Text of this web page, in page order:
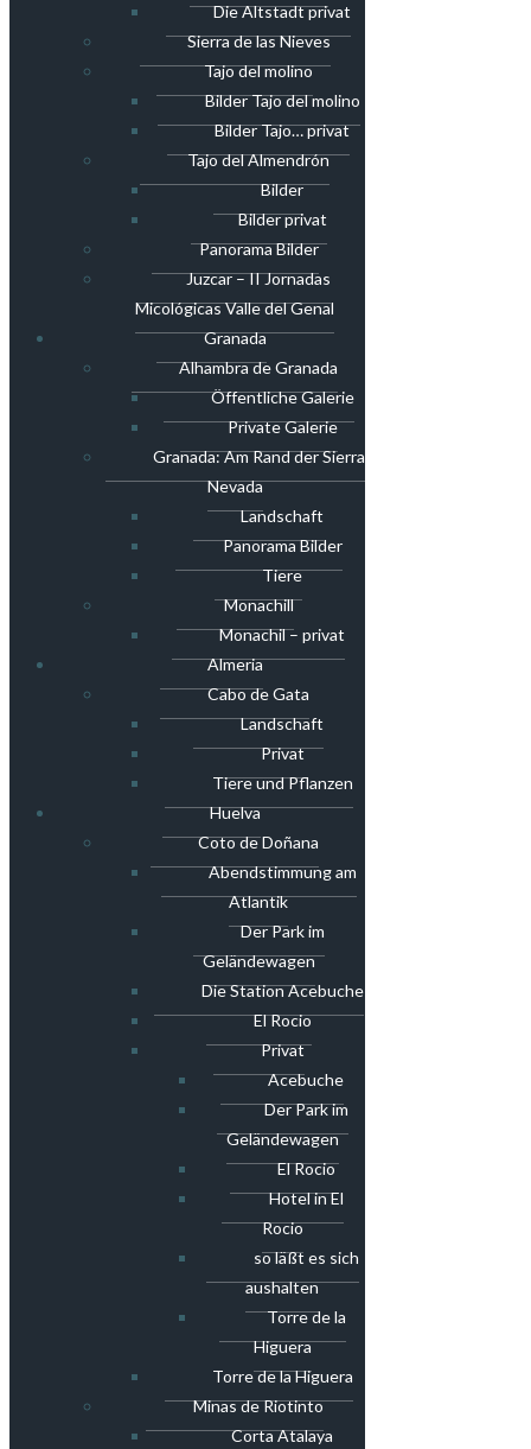
Die Altstadt privat
Sierra de las Nieves
Tajo del molino
Bilder Tajo del molino
Bilder Tajo… privat
Tajo del Almendrón
Bilder
Bilder privat
Panorama Bilder
Juzcar – II Jornadas
Micológicas Valle del Genal
Granada
Alhambra de Granada
Öffentliche Galerie
Private Galerie
Granada: Am Rand der Sierra
Nevada
Landschaft
Panorama Bilder
Tiere
Monachill
Monachil – privat
Almeria
Cabo de Gata
Landschaft
Privat
Tiere und Pflanzen
Huelva
Coto de Doñana
Abendstimmung am
Atlantik
Der Park im
Geländewagen
Die Station Acebuche
El Rocio
Privat
Acebuche
Der Park im
Geländewagen
El Rocio
Hotel in El
Rocio
so läßt es sich
aushalten
Torre de la
Higuera
Torre de la Higuera
Minas de Riotinto
Corta Atalaya